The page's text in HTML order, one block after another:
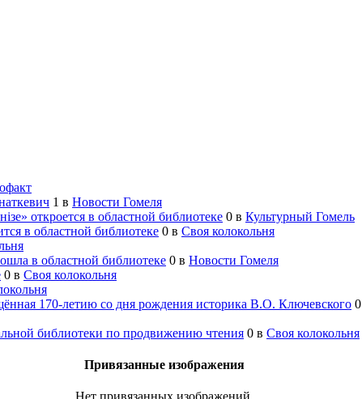
1 в Новости Гомеля
откроется в областной библиотеке 0 в Культурный Гомель
в областной библиотеке 0 в Своя колокольня
в областной библиотеке 0 в Новости Гомеля
0 в Своя колокольня
170-летию со дня рождения историка В.О. Ключевского 0
библиотеки по продвижению чтения 0 в Своя колокольня
Привязанные изображения